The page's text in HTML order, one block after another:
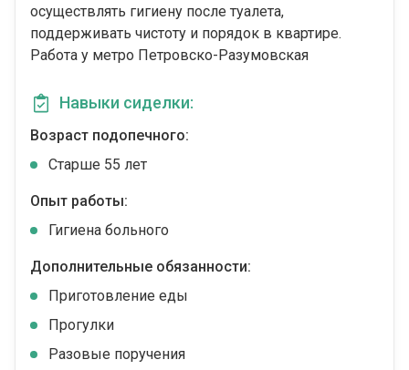
осуществлять гигиену после туалета,
поддерживать чистоту и порядок в квартире.
Работа у метро Петровско-Разумовская
Навыки сиделки:
Возраст подопечного:
Cтарше 55 лет
Опыт работы:
Гигиена больного
Дополнительные обязанности:
Приготовление еды
Прогулки
Разовые поручения